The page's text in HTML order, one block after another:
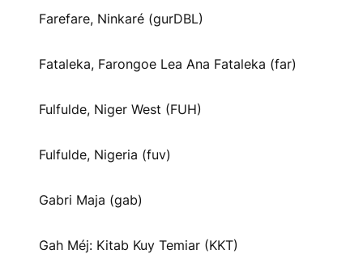
Farefare, Ninkaré (gurDBL)
Fataleka, Farongoe Lea Ana Fataleka (far)
Fulfulde, Niger West (FUH)
Fulfulde, Nigeria (fuv)
Gabri Maja (gab)
Gah Méj: Kitab Kuy Temiar (KKT)